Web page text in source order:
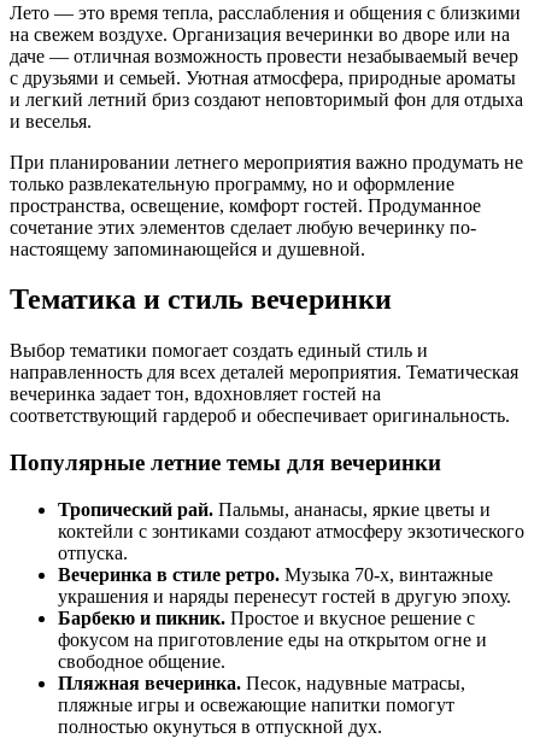
Лето — это время тепла, расслабления и общения с близкими
на свежем воздухе. Организация вечеринки во дворе или на
даче — отличная возможность провести незабываемый вечер
с друзьями и семьей. Уютная атмосфера, природные ароматы
и легкий летний бриз создают неповторимый фон для отдыха
и веселья.
При планировании летнего мероприятия важно продумать не
только развлекательную программу, но и оформление
пространства, освещение, комфорт гостей. Продуманное
сочетание этих элементов сделает любую вечеринку по-
настоящему запоминающейся и душевной.
Тематика и стиль вечеринки
Выбор тематики помогает создать единый стиль и
направленность для всех деталей мероприятия. Тематическая
вечеринка задает тон, вдохновляет гостей на
соответствующий гардероб и обеспечивает оригинальность.
Популярные летние темы для вечеринки
Тропический рай. Пальмы, ананасы, яркие цветы и
коктейли с зонтиками создают атмосферу экзотического
отпуска.
Вечеринка в стиле ретро. Музыка 70-х, винтажные
украшения и наряды перенесут гостей в другую эпоху.
Барбекю и пикник. Простое и вкусное решение с
фокусом на приготовление еды на открытом огне и
свободное общение.
Пляжная вечеринка. Песок, надувные матрасы,
пляжные игры и освежающие напитки помогут
полностью окунуться в отпускной дух.